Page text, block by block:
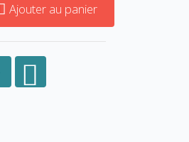
Ajouter au panier